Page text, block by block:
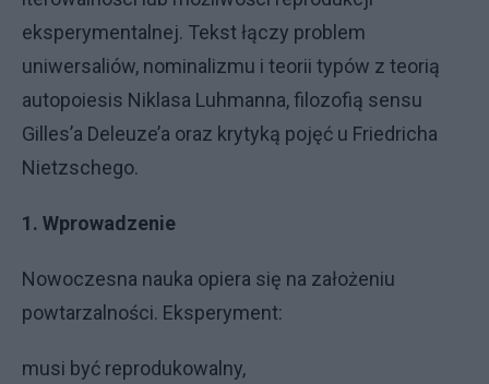
eksperymentalnej. Tekst łączy problem
uniwersaliów, nominalizmu i teorii typów z teorią
autopoiesis Niklasa Luhmanna, filozofią sensu
Gilles’a Deleuze’a oraz krytyką pojęć u Friedricha
Nietzschego.
1. Wprowadzenie
Nowoczesna nauka opiera się na założeniu
powtarzalności. Eksperyment:
musi być reprodukowalny,